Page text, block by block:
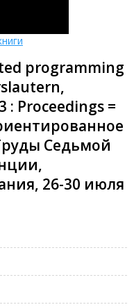
programming
: Proceedings =
Седьмой
26-30 июля